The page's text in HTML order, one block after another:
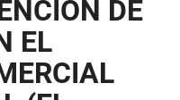
DE
EL